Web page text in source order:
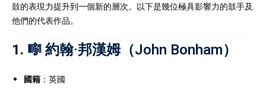
鼓的表現力提升到一個新的層次。以下是幾位極具影響力的鼓手及
他們的代表作品。
1. 🎼約翰·邦漢姆（John Bonham）
國籍 ：英國